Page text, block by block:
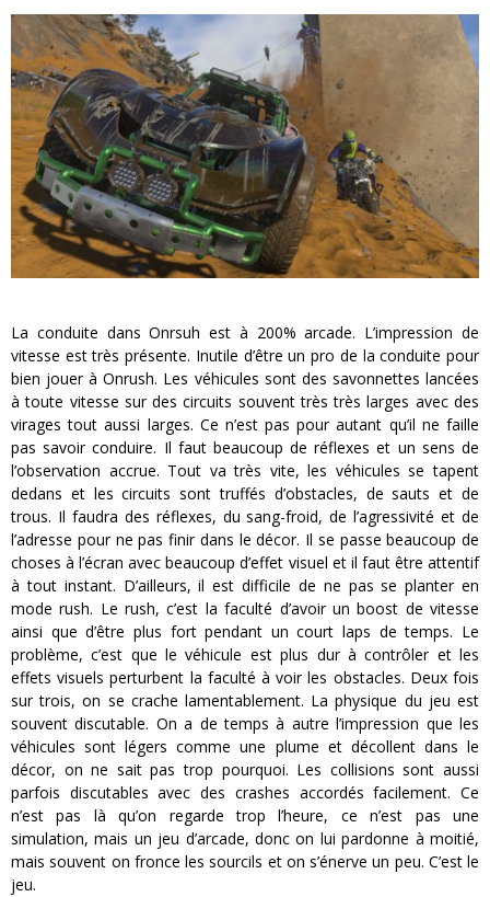
La conduite dans Onrsuh est à 200% arcade. L’impression de
vitesse est très présente. Inutile d’être un pro de la conduite pour
bien jouer à Onrush. Les véhicules sont des savonnettes lancées
à toute vitesse sur des circuits souvent très très larges avec des
virages tout aussi larges. Ce n’est pas pour autant qu’il ne faille
pas savoir conduire. Il faut beaucoup de réflexes et un sens de
l’observation accrue. Tout va très vite, les véhicules se tapent
dedans et les circuits sont truffés d’obstacles, de sauts et de
trous. Il faudra des réflexes, du sang-froid, de l’agressivité et de
l’adresse pour ne pas finir dans le décor. Il se passe beaucoup de
choses à l’écran avec beaucoup d’effet visuel et il faut être attentif
à tout instant. D’ailleurs, il est difficile de ne pas se planter en
mode rush. Le rush, c’est la faculté d’avoir un boost de vitesse
ainsi que d’être plus fort pendant un court laps de temps. Le
problème, c’est que le véhicule est plus dur à contrôler et les
effets visuels perturbent la faculté à voir les obstacles. Deux fois
sur trois, on se crache lamentablement. La physique du jeu est
souvent discutable. On a de temps à autre l’impression que les
véhicules sont légers comme une plume et décollent dans le
décor, on ne sait pas trop pourquoi. Les collisions sont aussi
parfois discutables avec des crashes accordés facilement. Ce
n’est pas là qu’on regarde trop l’heure, ce n’est pas une
simulation, mais un jeu d’arcade, donc on lui pardonne à moitié,
mais souvent on fronce les sourcils et on s’énerve un peu. C’est le
jeu.